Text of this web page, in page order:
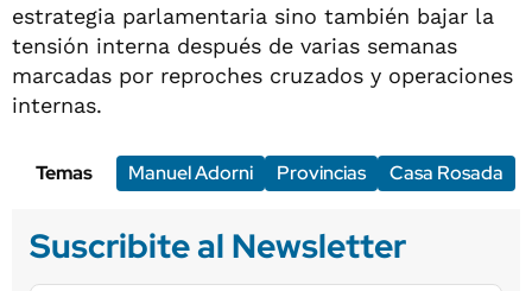
estrategia parlamentaria sino también bajar la
tensión interna después de varias semanas
marcadas por reproches cruzados y operaciones
internas.
Temas Manuel Adorni Provincias Casa Rosada
Suscribite al Newsletter